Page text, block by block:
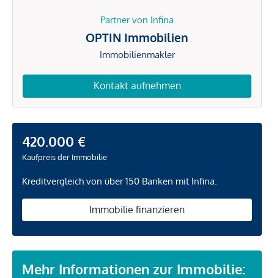
Partner von Infina
OPTIN Immobilien
Immobilienmakler
Kontakt aufnehmen
420.000 €
Kaufpreis der Immobilie
Kreditvergleich von über 150 Banken mit Infina.
Immobilie finanzieren
Mehr Informationen zur Immobilie: